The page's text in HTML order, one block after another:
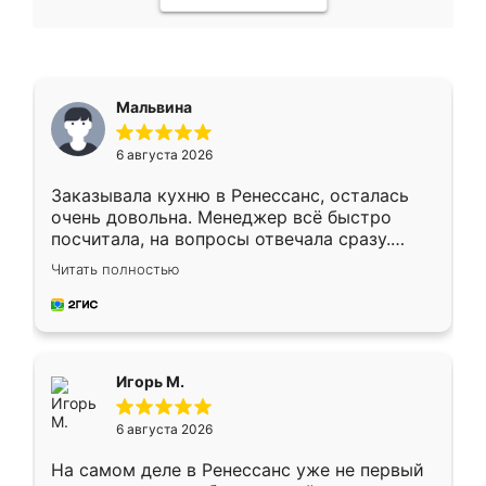
Мальвина
6 августа 2026
Заказывала кухню в Ренессанс, осталась
очень довольна. Менеджер всё быстро
посчитала, на вопросы отвечала сразу.
Замерщик приехал в субботу, подошёл к
делу со всей ответственностью. Собрали
за день, ребята работали аккуратно, даже
Читать полностью
Игорь М.
6 августа 2026
На самом деле в Ренессанс уже не первый